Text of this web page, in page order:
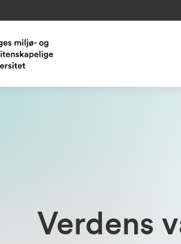
Verdens